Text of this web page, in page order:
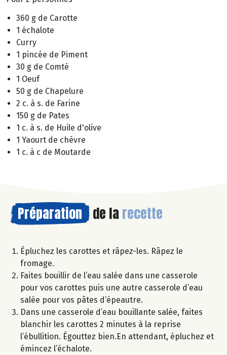
360 g de Carotte
1 échalote
Curry
1 pincée de Piment
30 g de Comté
1 Oeuf
50 g de Chapelure
2 c. à s. de Farine
150 g de Pates
1 c. à s. de Huile d'olive
1 Yaourt de chèvre
1 c. à c de Moutarde
Préparation de la recette
Épluchez les carottes et râpez-les. Râpez le
fromage.
Faites bouillir de l’eau salée dans une casserole
pour vos carottes puis une autre casserole d’eau
salée pour vos pâtes d’épeautre.
Dans une casserole d’eau bouillante salée, faites
blanchir les carottes 2 minutes à la reprise
l’ébullition. Égouttez bien.En attendant, épluchez et
émincez l’échalote.